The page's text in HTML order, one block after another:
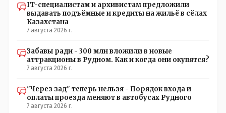
противоречие. Вы считаете иначе?
IT-специалистам и архивистам предложили
выдавать подъёмные и кредиты на жильё в сёлах
Казахстана
7 августа 2026 г.
Забавы ради - 300 млн вложили в новые
аттракционы в Рудном. Как и когда они окупятся?
7 августа 2026 г.
"Через зад" теперь нельзя - Порядок входа и
оплаты проезда меняют в автобусах Рудного
7 августа 2026 г.